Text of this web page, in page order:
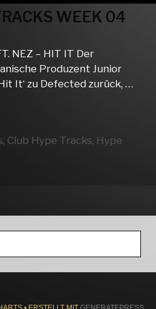
WEEK 04
NEZ – HIT IT Der
Produzent Junior
It‘ zu Defected zurück, …
, Club Hype Tracks, Hype